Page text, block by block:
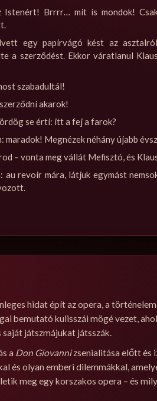
Istenért! Brrrr… mit is mondok!
egy papírvágó kést az
a szerződést. Ekkor váratlanul
szabadultál!
akarok!
ördög se érti: itt a fej a farok?
maradok! Megnézek néhány újabb
– vonta meg vállát Mefisztó, és
au revoir mára, látjuk egymást
hidat épít az opera, a
bemutató kulisszái mögé vezet,
saját játszmájukat játsszák.
a Don Giovannizsenialitása előtt és
és olyan emberi dilemmákkal,
meg egy korszakos opera – és